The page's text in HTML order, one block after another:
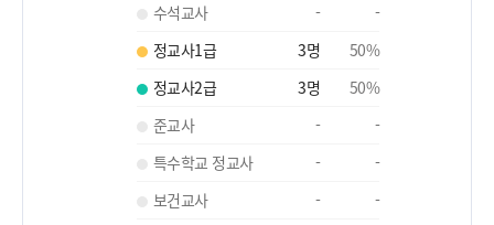
수석교사 -
-
정교사1급
3명 50%
정교사2급
3명 50%
준교사
-
-
특수학교 정교사
-
-
보건교사
-
-